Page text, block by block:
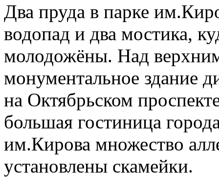
Два пруда в парке
водопад и два мостика,
молодожёны. Над
монументальное здание
на Октябрьском
большая гостиница
им.Кирова множество
установлены скамейки.